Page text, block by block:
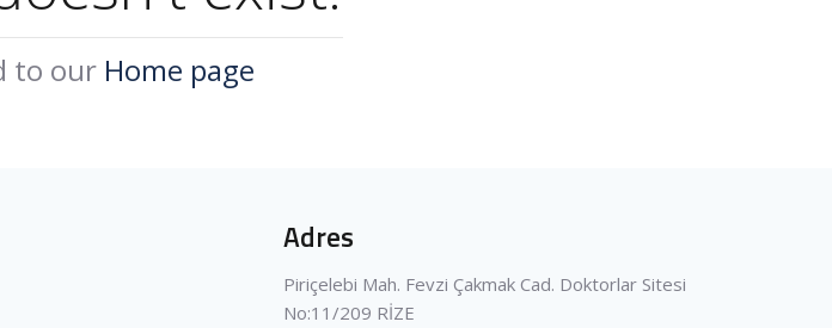
to our Home page
Adres
Piriçelebi Mah. Fevzi Çakmak Cad. Doktorlar Sitesi
No:11/209 RİZE